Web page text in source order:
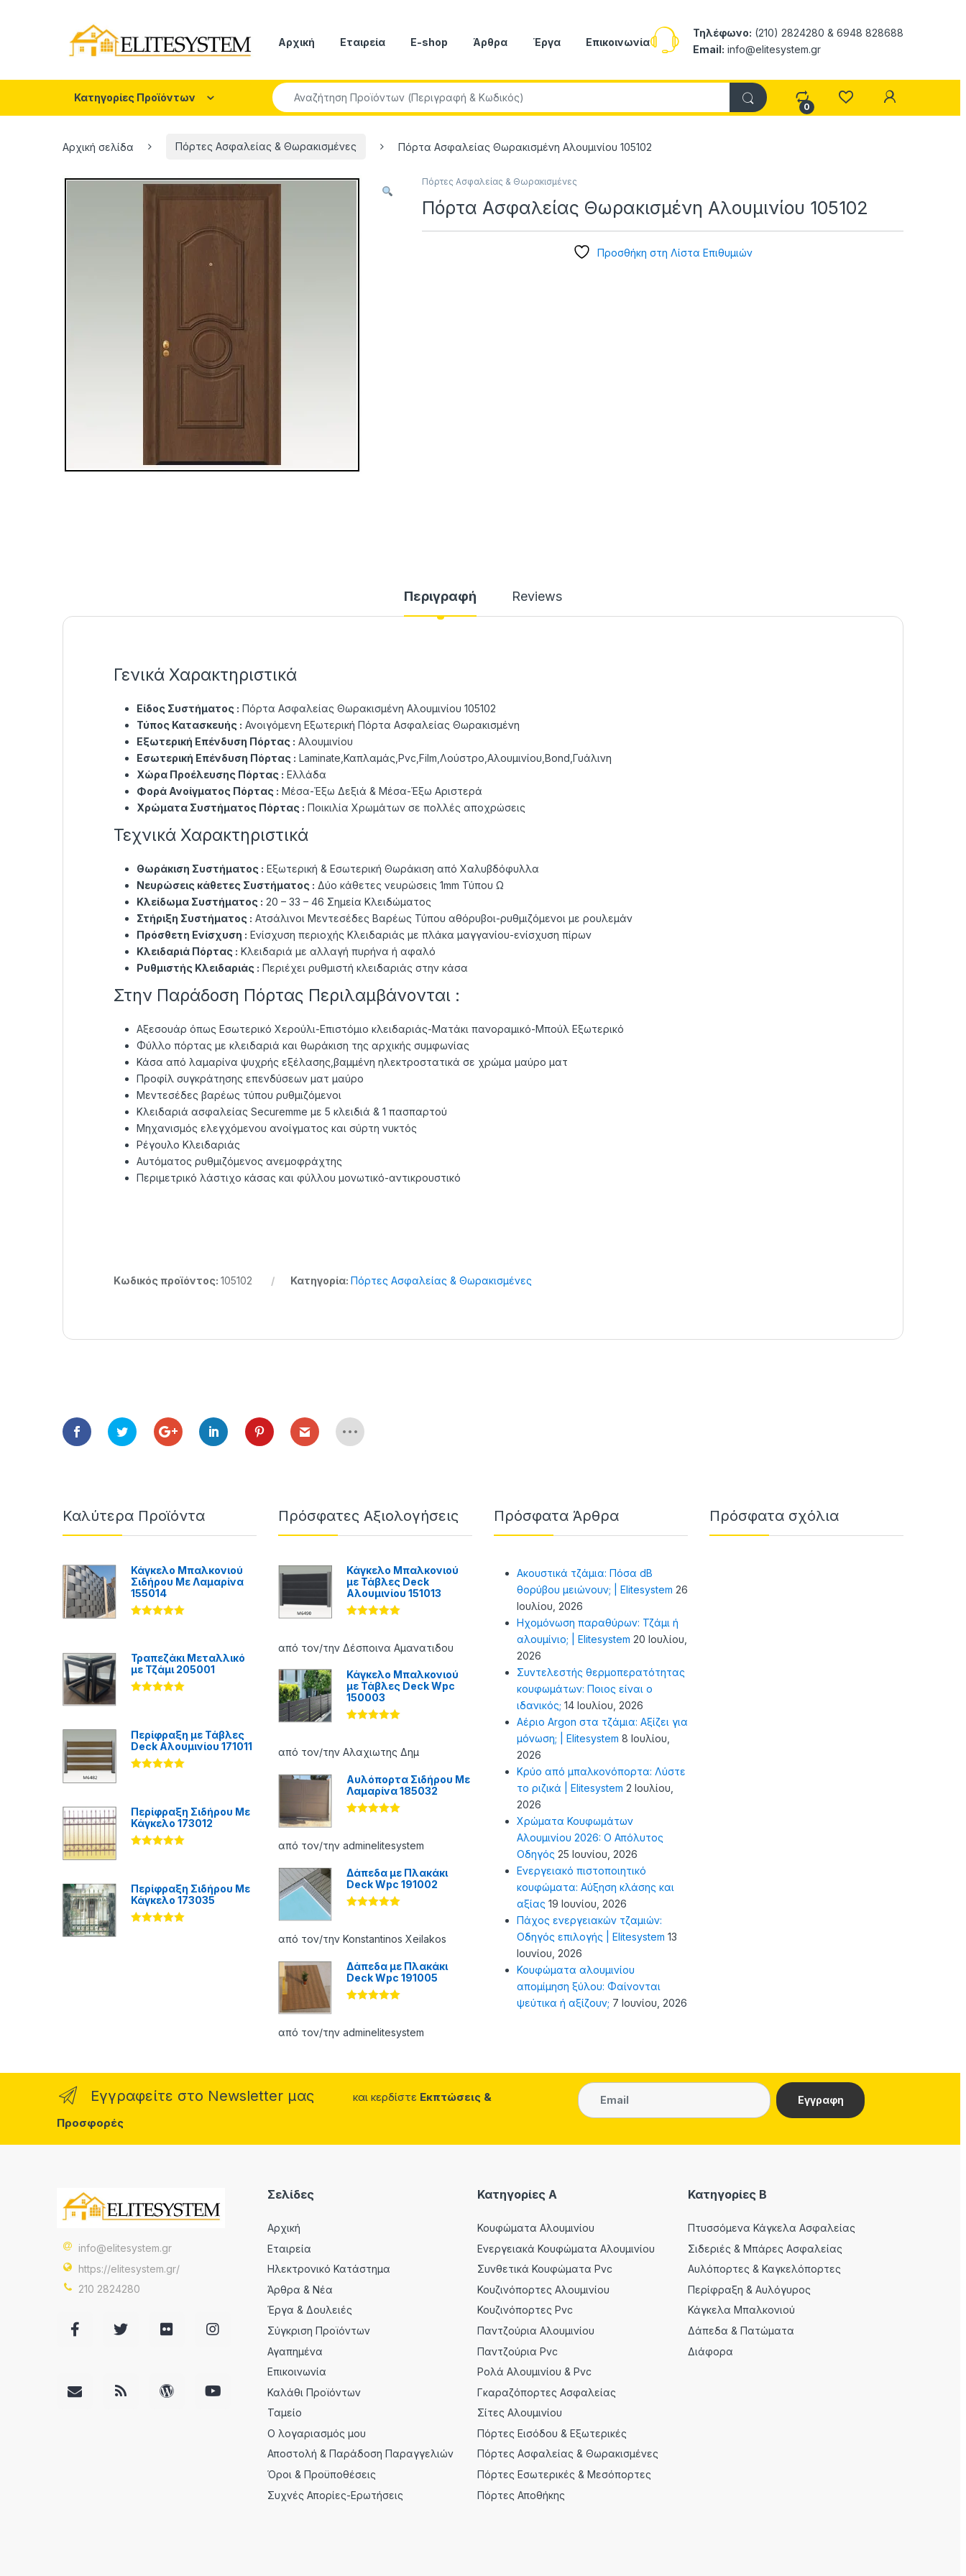
Αρχική Εταιρεία E-shop Άρθρα Έργα Επικοινωνία
Τηλέφωνο: (210) 2824280 & 6948 828688
Email: info@elitesystem.gr
Κατηγορίες Προϊόντων
Search for:
0
Αρχική σελίδα Πόρτες Ασφαλείας & Θωρακισμένες Πόρτα Ασφαλείας Θωρακισμένη Αλουμινίου 105102
Πόρτες Ασφαλείας & Θωρακισμένες
Πόρτα Ασφαλείας Θωρακισμένη Αλουμινίου 105102
Προσθήκη στη Λίστα Επιθυμιών
Περιγραφή Reviews
Γενικά Χαρακτηριστικά
Είδος Συστήματος : Πόρτα Ασφαλείας Θωρακισμένη Αλουμινίου 105102
Τύπος Κατασκευής : Ανοιγόμενη Εξωτερική Πόρτα Ασφαλείας Θωρακισμένη
Εξωτερική Επένδυση Πόρτας : Αλουμινίου
Εσωτερική Επένδυση Πόρτας : Laminate,Καπλαμάς,Pvc,Film,Λούστρο,Αλουμινίου,Bond,Γυάλινη
Χώρα Προέλευσης Πόρτας : Ελλάδα
Φορά Ανοίγματος Πόρτας : Μέσα-Έξω Δεξιά & Μέσα-Έξω Αριστερά
Χρώματα Συστήματος Πόρτας : Ποικιλία Χρωμάτων σε πολλές αποχρώσεις
Τεχνικά Χαρακτηριστικά
Θωράκιση Συστήματος : Εξωτερική & Εσωτερική Θωράκιση από Χαλυβδόφυλλα
Νευρώσεις κάθετες Συστήματος : Δύο κάθετες νευρώσεις 1mm Τύπου Ω
Κλείδωμα Συστήματος : 20 – 33 – 46 Σημεία Κλειδώματος
Στήριξη Συστήματος : Ατσάλινοι Μεντεσέδες Βαρέως Τύπου αθόρυβοι-ρυθμιζόμενοι με ρουλεμάν
Πρόσθετη Ενίσχυση : Ενίσχυση περιοχής Κλειδαριάς με πλάκα μαγγανίου-ενίσχυση πίρων
Κλειδαριά Πόρτας : Κλειδαριά με αλλαγή πυρήνα ή αφαλό
Ρυθμιστής Κλειδαριάς : Περιέχει ρυθμιστή κλειδαριάς στην κάσα
Στην Παράδοση Πόρτας Περιλαμβάνονται :
Αξεσουάρ όπως Εσωτερικό Χερούλι-Επιστόμιο κλειδαριάς-Ματάκι πανοραμικό-Μπούλ Εξωτερικό
Φύλλο πόρτας με κλειδαριά και θωράκιση της αρχικής συμφωνίας
Κάσα από λαμαρίνα ψυχρής εξέλασης,βαμμένη ηλεκτροστατικά σε χρώμα μαύρο ματ
Προφίλ συγκράτησης επενδύσεων ματ μαύρο
Μεντεσέδες βαρέως τύπου ρυθμιζόμενοι
Κλειδαριά ασφαλείας Securemme με 5 κλειδιά & 1 πασπαρτού
Μηχανισμός ελεγχόμενου ανοίγματος και σύρτη νυκτός
Ρέγουλο Κλειδαριάς
Αυτόματος ρυθμιζόμενος ανεμοφράχτης
Περιμετρικό λάστιχο κάσας και φύλλου μονωτικό-αντικρουστικό
Κωδικός προϊόντος: 105102 Κατηγορία: Πόρτες Ασφαλείας & Θωρακισμένες
Καλύτερα Προϊόντα
Κάγκελο Μπαλκονιού
Σιδήρου Με Λαμαρίνα
155014
Τραπεζάκι Μεταλλικό
με Τζάμι 205001
Περίφραξη με Τάβλες
Deck Αλουμινίου 171011
Περίφραξη Σιδήρου Με
Κάγκελο 173012
Περίφραξη Σιδήρου Με
Κάγκελο 173035
Πρόσφατες Αξιολογήσεις
Κάγκελο Μπαλκονιού
με Τάβλες Deck
Αλουμινίου 151013
από 5
από τον/την Δέσποινα Αμανατιδου
Κάγκελο Μπαλκονιού
με Τάβλες Deck Wpc
150003
από 5
από τον/την Αλαχιωτης Δημ
Αυλόπορτα Σιδήρου Με
Λαμαρίνα 185032
από 5
από τον/την adminelitesystem
Δάπεδα με Πλακάκι
Deck Wpc 191002
από 5
από τον/την Konstantinos Xeilakos
Δάπεδα με Πλακάκι
Deck Wpc 191005
από 5
από τον/την adminelitesystem
Πρόσφατα Άρθρα
Ακουστικά τζάμια: Πόσα dB
θορύβου μειώνουν; | Elitesystem 26
Ιουλίου, 2026
Ηχομόνωση παραθύρων: Τζάμι ή
αλουμίνιο; | Elitesystem 20 Ιουλίου,
2026
Συντελεστής θερμοπερατότητας
κουφωμάτων: Ποιος είναι ο
ιδανικός; 14 Ιουλίου, 2026
Αέριο Argon στα τζάμια: Αξίζει για
μόνωση; | Elitesystem 8 Ιουλίου,
2026
Κρύο από μπαλκονόπορτα: Λύστε
το ριζικά | Elitesystem 2 Ιουλίου,
2026
Χρώματα Κουφωμάτων
Αλουμινίου 2026: Ο Απόλυτος
Οδηγός 25 Ιουνίου, 2026
Ενεργειακό πιστοποιητικό
κουφώματα: Αύξηση κλάσης και
αξίας 19 Ιουνίου, 2026
Πάχος ενεργειακών τζαμιών:
Οδηγός επιλογής | Elitesystem 13
Ιουνίου, 2026
Κουφώματα αλουμινίου
απομίμηση ξύλου: Φαίνονται
ψεύτικα ή αξίζουν; 7 Ιουνίου, 2026
Πρόσφατα σχόλια
Εγγραφείτε στο Newsletter μας και κερδίστε Εκπτώσεις &
Προσφορές
info@elitesystem.gr
https://elitesystem.gr/
210 2824280
Σελίδες
Αρχική
Εταιρεία
Ηλεκτρονικό Κατάστημα
Άρθρα & Νέα
Έργα & Δουλειές
Σύγκριση Προϊόντων
Αγαπημένα
Επικοινωνία
Καλάθι Προϊόντων
Ταμείο
Ο λογαριασμός μου
Αποστολή & Παράδοση Παραγγελιών
Όροι & Προϋποθέσεις
Συχνές Απορίες-Ερωτήσεις
Κατηγορίες A
Κουφώματα Αλουμινίου
Ενεργειακά Κουφώματα Αλουμινίου
Συνθετικά Κουφώματα Pvc
Κουζινόπορτες Αλουμινίου
Κουζινόπορτες Pvc
Παντζούρια Αλουμινίου
Παντζούρια Pvc
Ρολά Αλουμινίου & Pvc
Γκαραζόπορτες Ασφαλείας
Σίτες Αλουμινίου
Πόρτες Εισόδου & Εξωτερικές
Πόρτες Ασφαλείας & Θωρακισμένες
Πόρτες Εσωτερικές & Μεσόπορτες
Πόρτες Αποθήκης
Κατηγορίες Β
Πτυσσόμενα Κάγκελα Ασφαλείας
Σιδεριές & Μπάρες Ασφαλείας
Αυλόπορτες & Καγκελόπορτες
Περίφραξη & Αυλόγυρος
Κάγκελα Μπαλκονιού
Δάπεδα & Πατώματα
Διάφορα